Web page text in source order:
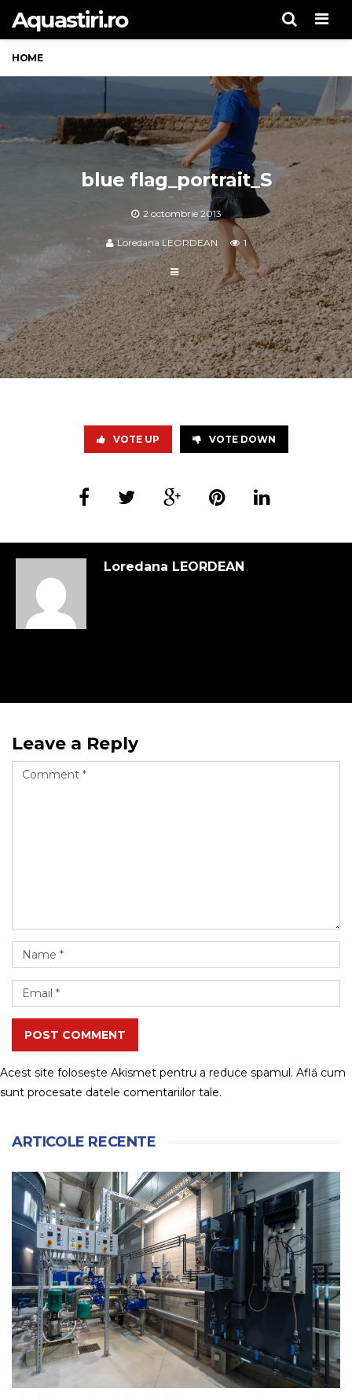
Aquastiri.ro
HOME
blue flag_portrait_S
2 octombrie 2013
Loredana LEORDEAN 1
VOTE UP VOTE DOWN
Loredana LEORDEAN
Leave a Reply
POST COMMENT
Acest site folosește Akismet pentru a reduce spamul. Află cum
sunt procesate datele comentariilor tale.
ARTICOLE RECENTE